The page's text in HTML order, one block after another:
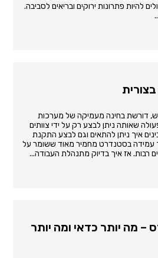
להיות פתרונות ירוקים ובריאים לסביבה.
דורשת בחינה מעמיקה של מערכות
שאותה ניתן לבצע רק על ידי צוותים
איך ניתן להתאים וגם לבצע התקנת
עמידה בסטנדרט מחמיר מאוד ששומר על
רבות. אז איך בדיוק מתנהלת העבודה...
– מה יותר כדאי ומה יותר